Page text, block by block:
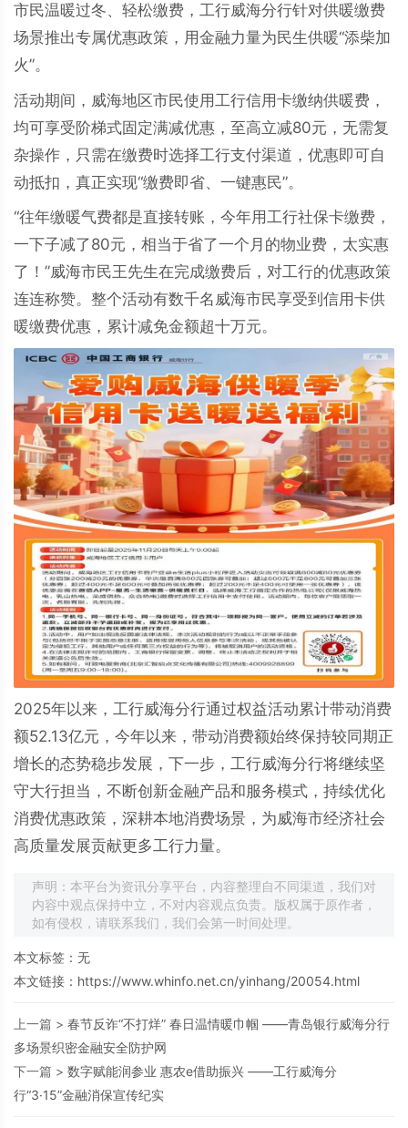
市民温暖过冬、轻松缴费，工行威海分行针对供暖缴费
场景推出专属优惠政策，用金融力量为民生供暖“添柴加
火”。
活动期间，威海地区市民使用工行信用卡缴纳供暖费，
均可享受阶梯式固定满减优惠，至高立减80元，无需复
杂操作，只需在缴费时选择工行支付渠道，优惠即可自
动抵扣，真正实现“缴费即省、一键惠民”。
“往年缴暖气费都是直接转账，今年用工行社保卡缴费，
一下子减了80元，相当于省了一个月的物业费，太实惠
了！”威海市民王先生在完成缴费后，对工行的优惠政策
连连称赞。整个活动有数千名威海市民享受到信用卡供
暖缴费优惠，累计减免金额超十万元。
2025年以来，工行威海分行通过权益活动累计带动消费
额52.13亿元，今年以来，带动消费额始终保持较同期正
增长的态势稳步发展，下一步，工行威海分行将继续坚
守大行担当，不断创新金融产品和服务模式，持续优化
消费优惠政策，深耕本地消费场景，为威海市经济社会
高质量发展贡献更多工行力量。
声明：本平台为资讯分享平台，内容整理自不同渠道，我们对
内容中观点保持中立，不对内容观点负责。版权属于原作者，
如有侵权，请联系我们，我们会第一时间处理。
本文标签：无
本文链接： https://www.whinfo.net.cn/yinhang/20054.html
上一篇 > 春节反诈“不打烊” 春日温情暖巾帼 ——青岛银行威海分行
多场景织密金融安全防护网
下一篇 > 数字赋能润参业 惠农e借助振兴 ——工行威海分
行“3·15”金融消保宣传纪实